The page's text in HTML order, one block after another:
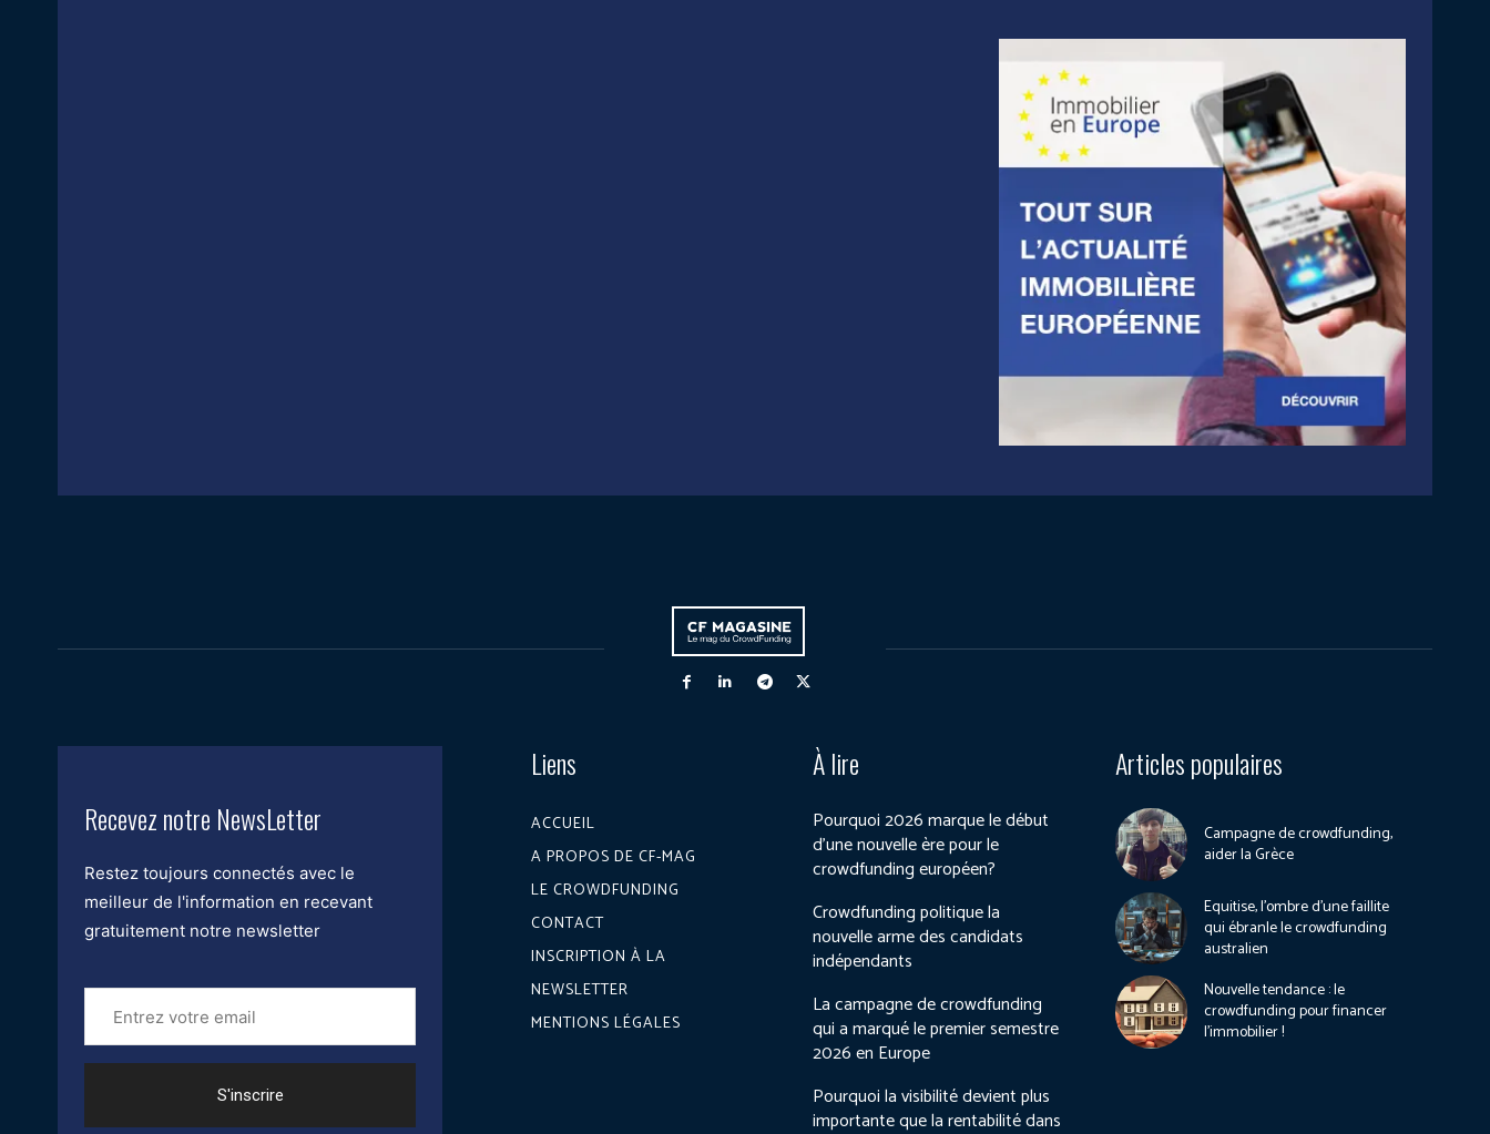
Recevez notre NewsLetter
Restez toujours connectés avec le
meilleur de l'information en recevant
gratuitement notre newsletter
Entrez
votre
email
Liens
ACCUEIL
A PROPOS DE CF-MAG
LE CROWDFUNDING
CONTACT
INSCRIPTION À LA
NEWSLETTER
MENTIONS LÉGALES
À lire
Pourquoi 2026 marque le début
d’une nouvelle ère pour le
crowdfunding européen?
Crowdfunding politique la
nouvelle arme des candidats
indépendants
La campagne de crowdfunding
qui a marqué le premier semestre
2026 en Europe
Pourquoi la visibilité devient plus
importante que la rentabilité dans
Articles populaires
Campagne de crowdfunding,
aider la Grèce
Equitise, l’ombre d’une faillite
qui ébranle le crowdfunding
australien
Nouvelle tendance : le
crowdfunding pour financer
l’immobilier !